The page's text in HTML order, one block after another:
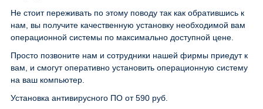
Не стоит переживать по этому поводу так как обратившись к
нам, вы получите качественную установку необходимой вам
операционной системы по максимально доступной цене.
Просто позвоните нам и сотрудники нашей фирмы приедут к
вам, и смогут оперативно установить операционную систему
на ваш компьютер.
Установка антивирусного ПО от 590 руб.